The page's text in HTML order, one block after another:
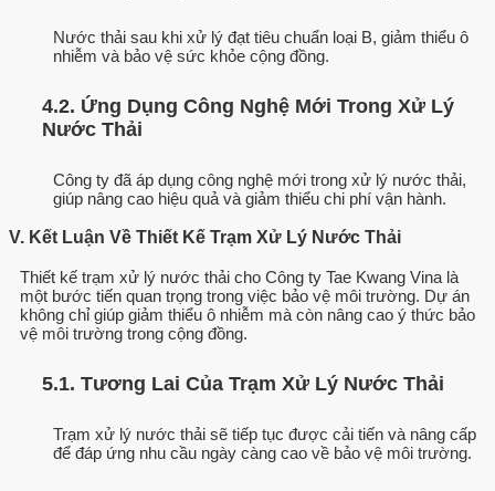
Nước thải sau khi xử lý đạt tiêu chuẩn loại B, giảm thiểu ô
nhiễm và bảo vệ sức khỏe cộng đồng.
4.2. Ứng Dụng Công Nghệ Mới Trong Xử Lý
Nước Thải
Công ty đã áp dụng công nghệ mới trong xử lý nước thải,
giúp nâng cao hiệu quả và giảm thiểu chi phí vận hành.
V. Kết Luận Về Thiết Kế Trạm Xử Lý Nước Thải
Thiết kế trạm xử lý nước thải cho Công ty Tae Kwang Vina là
một bước tiến quan trọng trong việc bảo vệ môi trường. Dự án
không chỉ giúp giảm thiểu ô nhiễm mà còn nâng cao ý thức bảo
vệ môi trường trong cộng đồng.
5.1. Tương Lai Của Trạm Xử Lý Nước Thải
Trạm xử lý nước thải sẽ tiếp tục được cải tiến và nâng cấp
để đáp ứng nhu cầu ngày càng cao về bảo vệ môi trường.